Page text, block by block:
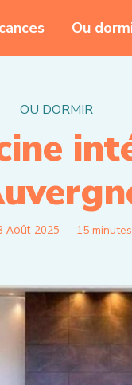
Ou
OU DORMIR
Août 2025 15 minutes